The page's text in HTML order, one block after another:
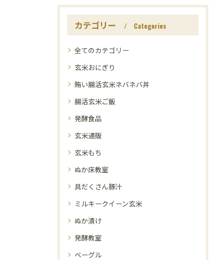
カテゴリー Categories
全てのカテゴリー
玄米おにぎり
賄い腸活玄米ネバネバ丼
腸活玄米ご飯
発酵食品
玄米通販
玄米もち
ぬか床教室
具だくさん豚汁
ミルキークイーン玄米
ぬか漬け
発酵教室
ベーグル